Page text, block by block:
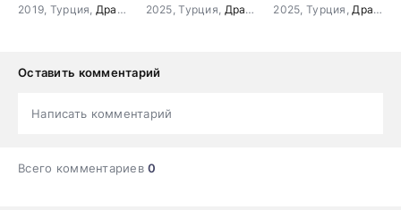
2019, Турция, Драма
2025, Турция, Драма Боевик ,История
2025, Турция, Драма
Оставить комментарий
Написать комментарий
Всего комментариев0